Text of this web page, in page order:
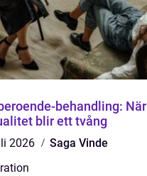
behandling: När
blir ett tvång
2026
Saga Vinde